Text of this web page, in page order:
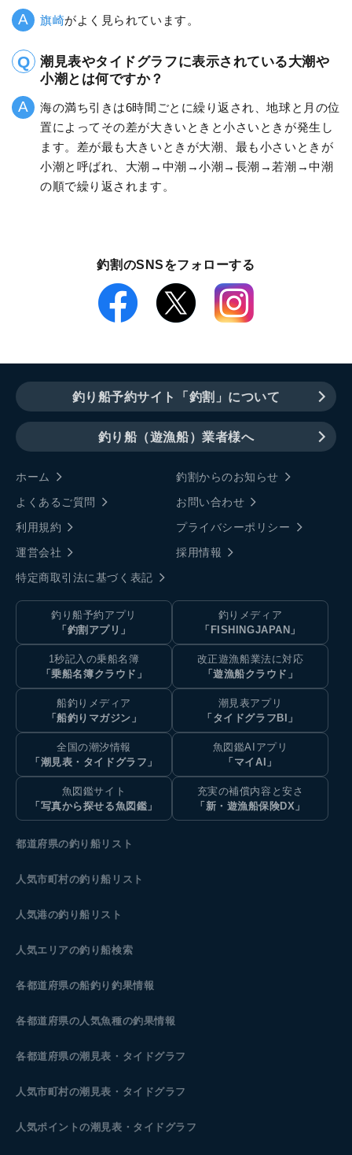
旗崎がよく見られています。
潮見表やタイドグラフに表示されている大潮や
小潮とは何ですか？
海の満ち引きは6時間ごとに繰り返され、地球と月の位
置によってその差が大きいときと小さいときが発生し
ます。差が最も大きいときが大潮、最も小さいときが
小潮と呼ばれ、大潮→中潮→小潮→長潮→若潮→中潮
の順で繰り返されます。
釣割のSNSをフォローする
釣り船予約サイト「釣割」について
釣り船（遊漁船）業者様へ
ホーム
釣割からのお知らせ
よくあるご質問
お問い合わせ
利用規約
プライバシーポリシー
運営会社
採用情報
特定商取引法に基づく表記
釣り船予約アプリ
「釣割アプリ」
釣りメディア
「FISHINGJAPAN」
1秒記入の乗船名簿
「乗船名簿クラウド」
改正遊漁船業法に対応
「遊漁船クラウド」
船釣りメディア
「船釣りマガジン」
潮見表アプリ
「タイドグラフBI」
全国の潮汐情報
「潮見表・タイドグラフ」
魚図鑑AIアプリ
「マイAI」
魚図鑑サイト
「写真から探せる魚図鑑」
充実の補償内容と安さ
「新・遊漁船保険DX」
都道府県の釣り船リスト
人気市町村の釣り船リスト
人気港の釣り船リスト
人気エリアの釣り船検索
各都道府県の船釣り釣果情報
各都道府県の人気魚種の釣果情報
各都道府県の潮見表 ・タイドグラフ
人気市町村の潮見表・タイドグラフ
人気ポイントの潮見表・タイドグラフ